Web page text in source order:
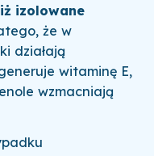
izolowane
że w
działają
witaminę E,
wzmacniają